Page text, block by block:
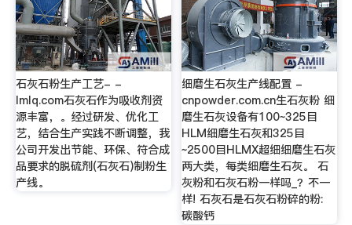
石灰石粉生产工艺- -
lmlq.com石灰石作为吸收剂资
源丰富，。经过研发、优化工
艺，结合生产实践不断调整，我
公司开发出节能、环保、符合成
品要求的脱硫剂(石灰石)制粉生
产线。
细磨生石灰生产线配置 -
cnpowder.com.cn生石灰粉 细
磨生石灰设备有100~325目
HLM细磨生石灰和325目
~2500目HLMX超细细磨生石灰
两大类，每类细磨生石灰。 石
灰粉和石灰石粉一样吗_？不一
样! 石灰石是石灰石粉碎的粉:
碳酸钙